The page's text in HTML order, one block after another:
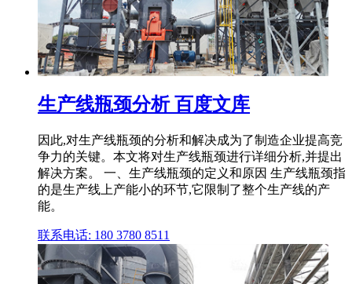
生产线瓶颈分析 百度文库
因此,对生产线瓶颈的分析和解决成为了制造企业提高竞
争力的关键。本文将对生产线瓶颈进行详细分析,并提出
解决方案。 一、生产线瓶颈的定义和原因 生产线瓶颈指
的是生产线上产能小的环节,它限制了整个生产线的产
能。
联系电话: 180 3780 8511